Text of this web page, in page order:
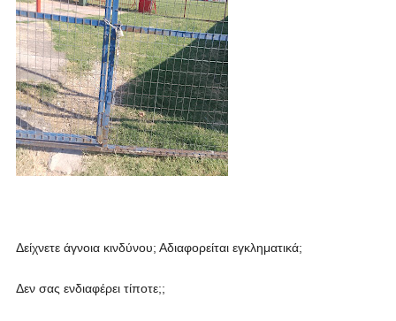
Δείχνετε άγνοια κινδύνου; Αδιαφορείται εγκληματικά;
Δεν σας ενδιαφέρει τίποτε;;